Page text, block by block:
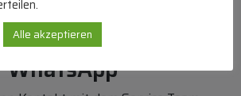
WhatsApp
Alle akzeptieren